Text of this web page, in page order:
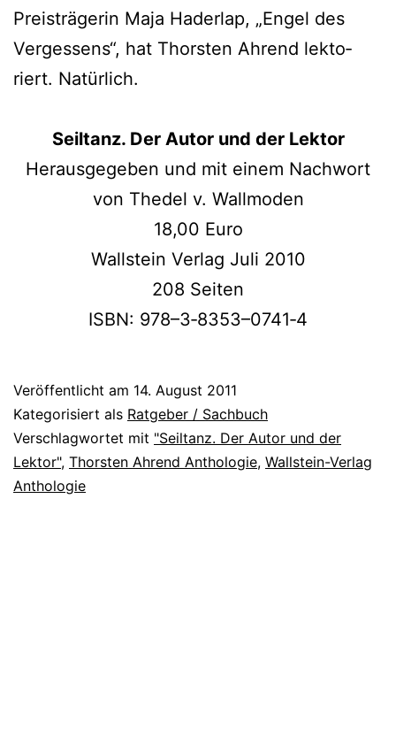
Preisträgerin Maja Haderlap, „Engel des
Vergessens“, hat Thorsten Ahrend lek­to­
riert. Natürlich.
Seiltanz. Der Autor und der Lektor
Herausgegeben und mit einem Nachwort
von Thedel v. Wallmoden
18,00 Euro
Wallstein Verlag Juli 2010
208 Seiten
ISBN: 978–3‑8353–0741‑4
Veröffentlicht am 14. August 2011
Kategorisiert als Ratgeber / Sachbuch
Verschlagwortet mit "Seiltanz. Der Autor und der
Lektor", Thorsten Ahrend Anthologie, Wallstein-Verlag
Anthologie